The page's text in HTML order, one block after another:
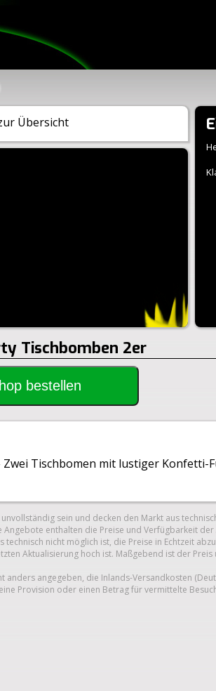
Übersicht
Tischbomben 2er
bestellen
Tischbomen mit lustiger Konfetti-
sein und decken den Markt aus
enthalten die Preise und Verfügbarkeit
technisch nicht möglich ist, die Preise in Echtzeit
Aktualisierung hoch ist. Maßgebend ist der
anders angegeben, die Inlands-Versandkosten
Provision oder einen Betrag für vermittelte